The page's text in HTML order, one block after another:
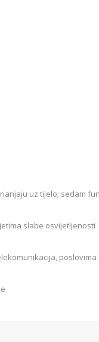
uz tijelo; sedam
slabe osvijetljenosti